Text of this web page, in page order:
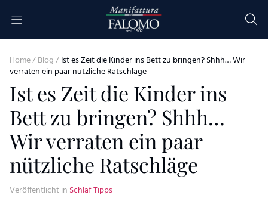
seit 1962
Home/Blog/Ist es Zeit die Kinder ins Bett zu bringen? Shhh… Wir
verraten ein paar nützliche Ratschläge
Ist es Zeit die Kinder ins
Bett zu bringen? Shhh…
Wir verraten ein paar
nützliche Ratschläge
Veröffentlicht in Schlaf Tipps